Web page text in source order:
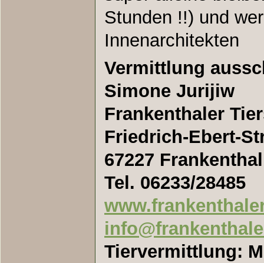
Stunden !!) und
Innenarchitekten
Vermittlung
Simone Jurijiw
Frankenthaler
Friedrich-Ebert-
67227 Frankenthal
Tel. 06233/28485
Tiervermittlung: